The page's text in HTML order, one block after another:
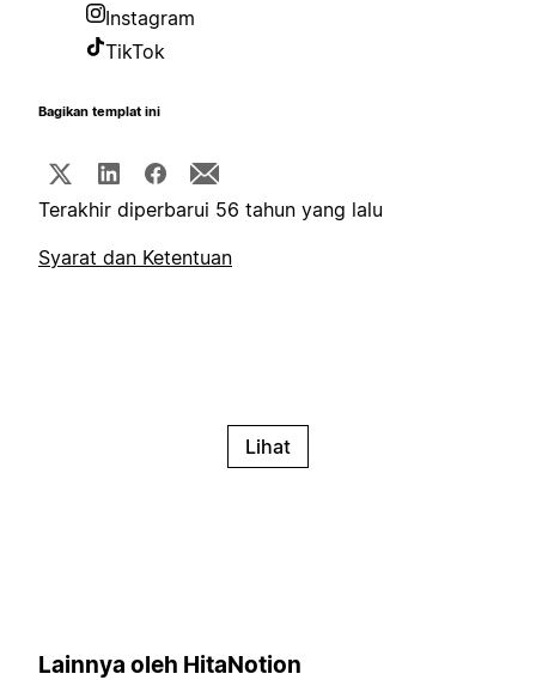
Instagram
TikTok
Bagikan templat ini
Terakhir diperbarui 56 tahun yang lalu
Syarat dan Ketentuan
Lihat
Lainnya oleh HitaNotion